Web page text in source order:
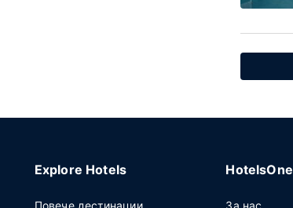
Explore Hotels
Повече дестинации
HotelsOne
За нас